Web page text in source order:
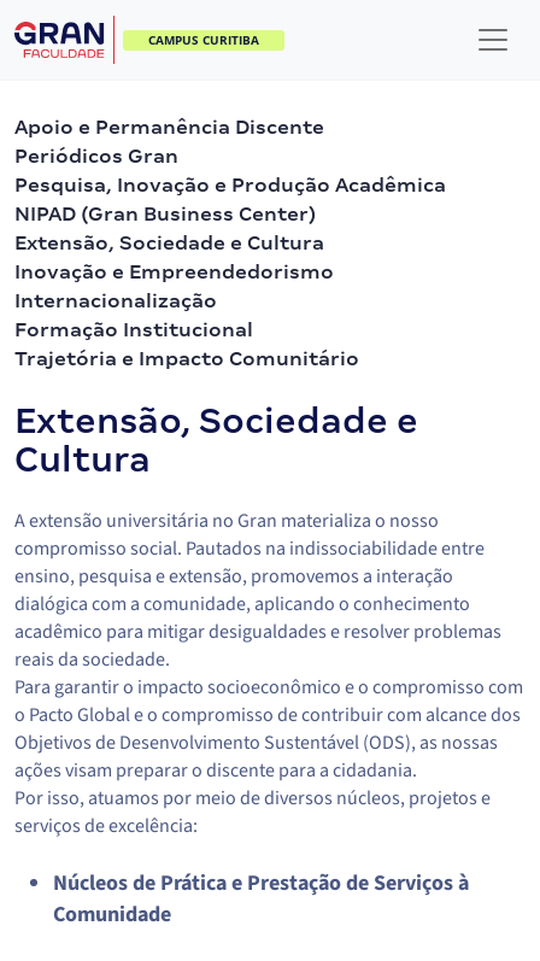
CAMPUS CURITIBA
Apoio e Permanência Discente
Periódicos Gran
Pesquisa, Inovação e Produção Acadêmica
NIPAD (Gran Business Center)
Extensão, Sociedade e Cultura
Inovação e Empreendedorismo
Internacionalização
Formação Institucional
Trajetória e Impacto Comunitário
Extensão, Sociedade e
Cultura
A extensão universitária no Gran materializa o nosso
compromisso social. Pautados na indissociabilidade entre
ensino, pesquisa e extensão, promovemos a interação
dialógica com a comunidade, aplicando o conhecimento
acadêmico para mitigar desigualdades e resolver problemas
reais da sociedade.
Para garantir o impacto socioeconômico e o compromisso com
o Pacto Global e o compromisso de contribuir com alcance dos
Objetivos de Desenvolvimento Sustentável (ODS), as nossas
ações visam preparar o discente para a cidadania.
Por isso, atuamos por meio de diversos núcleos, projetos e
serviços de excelência:
Núcleos de Prática e Prestação de Serviços à
Comunidade